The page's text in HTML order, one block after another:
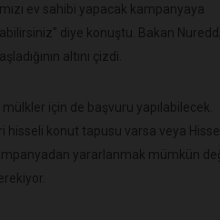
ev sahibi yapacak kampanyaya
diye konuştu. Bakan
altını çizdi.
için de başvuru yapılabilecek.
hisseli konut tapusu varsa veya Hisse
yararlanmak mümkün